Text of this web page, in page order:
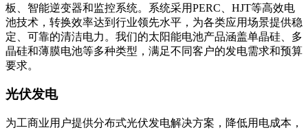
板、智能逆变器和监控系统。系统采用PERC、HJT等高效电
池技术，转换效率达到行业领先水平，为各类应用场景提供稳
定、可靠的清洁电力。我们的太阳能电池产品涵盖单晶硅、多
晶硅和薄膜电池等多种类型，满足不同客户的发电需求和预算
要求。
光伏发电
为工商业用户提供分布式光伏发电解决方案，降低用电成本，